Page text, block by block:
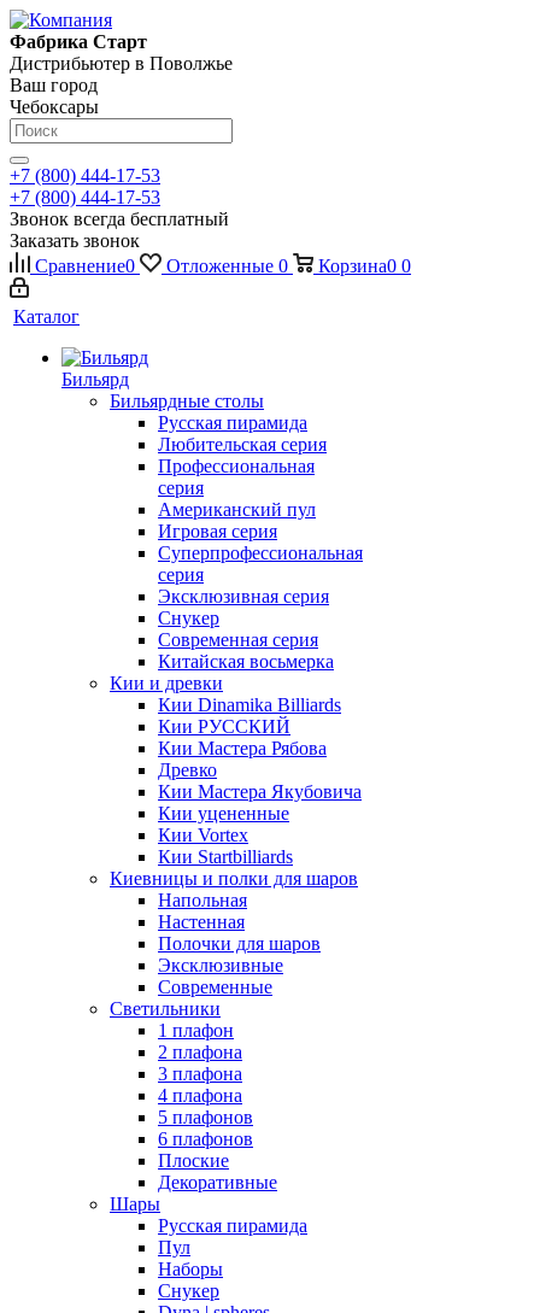
Фабрика Старт
Дистрибьютер в Поволжье
Ваш город
Чебоксары
+7 (800) 444-17-53
+7 (800) 444-17-53
Звонок всегда бесплатный
Заказать звонок
Сравнение0 Отложенные 0 Корзина0 0
Каталог
Бильярд
Бильярдные столы
Русская пирамида
Любительская серия
Профессиональная
серия
Американский пул
Игровая серия
Суперпрофессиональная
серия
Эксклюзивная серия
Снукер
Современная серия
Китайская восьмерка
Кии и древки
Кии Dinamika Billiards
Кии РУССКИЙ
Кии Мастера Рябова
Древко
Кии Мастера Якубовича
Кии уцененные
Кии Vortex
Кии Startbilliards
Киевницы и полки для шаров
Напольная
Настенная
Полочки для шаров
Эксклюзивные
Современные
Светильники
1 плафон
2 плафона
3 плафона
4 плафона
5 плафонов
6 плафонов
Плоские
Декоративные
Шары
Русская пирамида
Пул
Наборы
Снукер